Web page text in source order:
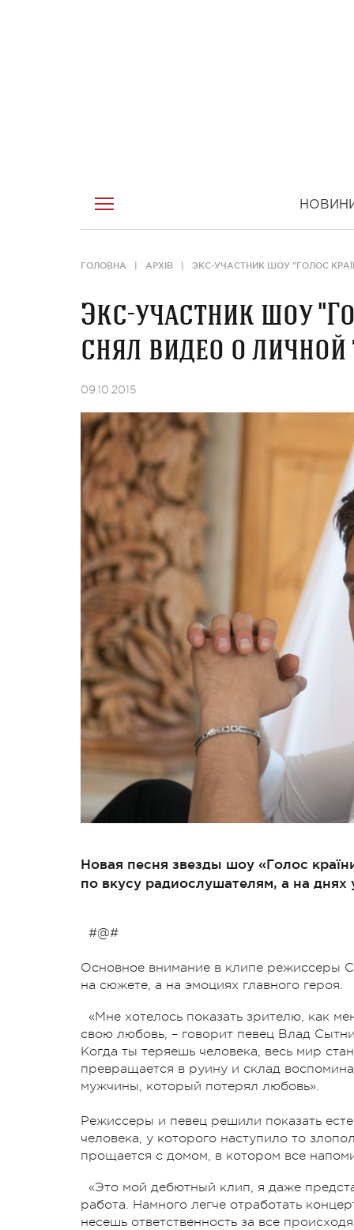
ГОЛОВНА АРХІВ ЭКС-УЧАСТНИК ШОУ "ГОЛОС
Экс-участник шоу
снял видео о личной
09.10.2015
Новая песня звезды шоу «Голос
по вкусу радиослушателям, а на
#@#
Основное внимание в клипе режиссеры
на сюжете, а на эмоциях главного героя.
«Мне хотелось показать зрителю, как
свою любовь, – говорит певец Влад
Когда ты теряешь человека, весь мир
превращается в руину и склад
мужчины, который потерял любовь».
Режиссеры и певец решили показать
человека, у которого наступило то
прощается с домом, в котором все
«Это мой дебютный клип, я даже
работа. Намного легче отработать
несешь ответственность за все